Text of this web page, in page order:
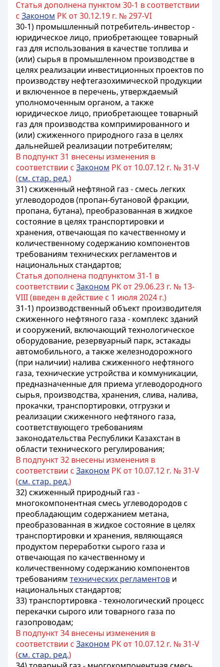
Статья дополнена пунктом 30-1 в соответствии
с Законом РК от 30.12.19 г. № 297-VI
30-1) промышленный потребитель-инвестор -
юридическое лицо, приобретающее товарный
газ для использования в качестве топлива и
(или) сырья в промышленном производстве в
целях реализации инвестиционных проектов по
производству нефтегазохимической продукции
и включенное в перечень, утверждаемый
уполномоченным органом, а также
юридическое лицо, приобретающее товарный
газ для производства компримированного и
(или) сжиженного природного газа в целях
дальнейшей реализации потребителям;
В подпункт 31 внесены изменения в
соответствии с Законом РК от 10.07.12 г. № 31-V
(см. стар. ред.)
31) сжиженный нефтяной газ - смесь легких
углеводородов (пропан-бутановой фракции,
пропана, бутана), преобразованная в жидкое
состояние в целях транспортировки и
хранения, отвечающая по качественному и
количественному содержанию компонентов
требованиям технических регламентов и
национальных стандартов;
Статья дополнена подпунктом 31-1 в
соответствии с Законом РК от 29.06.23 г. № 13-
VIII (введен в действие с 1 июля 2024 г.)
31-1) производственный объект производителя
сжиженного нефтяного газа - комплекс зданий
и сооружений, включающий технологическое
оборудование, резервуарный парк, эстакады
автомобильного, а также железнодорожного
(при наличии) налива сжиженного нефтяного
газа, технические устройства и коммуникации,
предназначенные для приема углеводородного
сырья, производства, хранения, слива, налива,
прокачки, транспортировки, отгрузки и
реализации сжиженного нефтяного газа,
соответствующего требованиям
законодательства Республики Казахстан в
области технического регулирования;
В подпункт 32 внесены изменения в
соответствии с Законом РК от 10.07.12 г. № 31-V
(см. стар. ред.)
32) сжиженный природный газ -
многокомпонентная смесь углеводородов с
преобладающим содержанием метана,
преобразованная в жидкое состояние в целях
транспортировки и хранения, являющаяся
продуктом переработки сырого газа и
отвечающая по качественному и
количественному содержанию компонентов
требованиям технических регламентов и
национальных стандартов;
33) транспортировка - технологический процесс
перекачки сырого или товарного газа по
газопроводам;
В подпункт 34 внесены изменения в
соответствии с Законом РК от 10.07.12 г. № 31-V
(см. стар. ред.)